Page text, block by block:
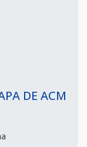
DE ACM